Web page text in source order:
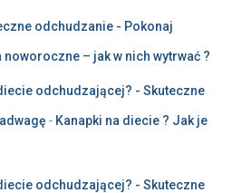
odchudzanie - Pokonaj
noworoczne – jak w nich wytrwać ?
odchudzającej? - Skuteczne
- Kanapki na diecie ? Jak je
odchudzającej? - Skuteczne